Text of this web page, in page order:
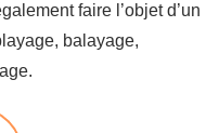
faire l’objet d’un
balayage,